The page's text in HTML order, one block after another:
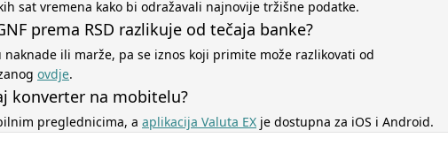
sat vremena kako bi odražavali najnovije tržišne podatke.
prema RSD razlikuje od tečaja banke?
ili marže, pa se iznos koji primite može razlikovati od
ovdje.
konverter na mobitelu?
preglednicima, a aplikacija Valuta EX je dostupna za iOS i Android.